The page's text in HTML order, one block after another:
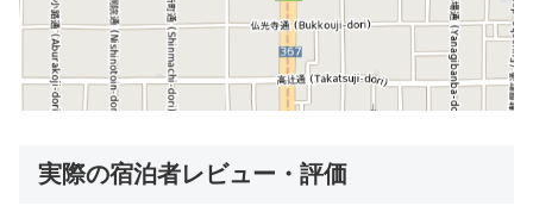
実際の宿泊者レビュー・評価